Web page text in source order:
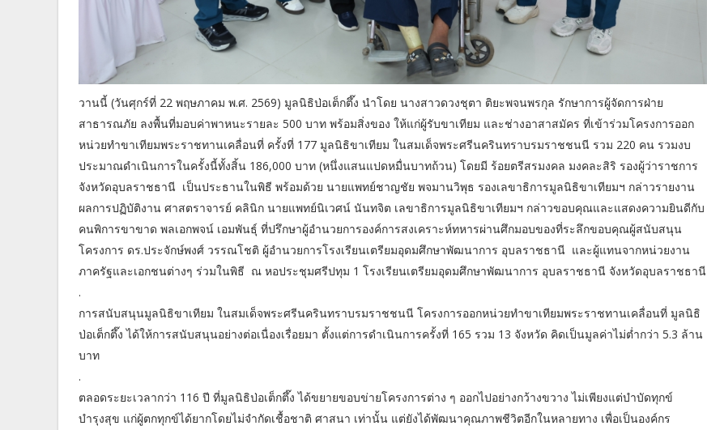
วานนี้ (วันศุกร์ที่ 22 พฤษภาคม พ.ศ. 2569) มูลนิธิป่อเต็กตึ๊ง นำโดย นางสาวดวงชุตา ติยะพจนพรกุล รักษาการผู้จัดการฝ่าย
สาธารณภัย ลงพื้นที่มอบค่าพาหนะรายละ 500 บาท พร้อมสิ่งของ ให้แก่ผู้รับขาเทียม และช่างอาสาสมัคร ที่เข้าร่วมโครงการออก
หน่วยทำขาเทียมพระราชทานเคลื่อนที่ ครั้งที่ 177 มูลนิธิขาเทียม ในสมเด็จพระศรีนครินทราบรมราชชนนี รวม 220 คน รวมงบ
ประมาณดำเนินการในครั้งนี้ทั้งสิ้น 186,000 บาท (หนึ่งแสนแปดหมื่นบาทถ้วน) โดยมี ร้อยตรีสรมงคล มงคละสิริ รองผู้ว่าราชการ
จังหวัดอุบลราชธานี เป็นประธานในพิธี พร้อมด้วย นายแพทย์ชาญชัย พจมานวิพุธ รองเลขาธิการมูลนิธิขาเทียมฯ กล่าวรายงาน
ผลการปฏิบัติงาน ศาสตราจารย์ คลินิก นายแพทย์นิเวศน์ นันทจิต เลขาธิการมูลนิธิขาเทียมฯ กล่าวขอบคุณและแสดงความยินดีกับ
คนพิการขาขาด พลเอกพจน์ เอมพันธุ์ ที่ปรึกษาผู้อำนวยการองค์การสงเคราะห์ทหารผ่านศึกมอบของที่ระลึกขอบคุณผู้สนับสนุน
โครงการ ดร.ประจักษ์พงศ์ วรรณโชติ ผู้อำนวยการโรงเรียนเตรียมอุดมศึกษาพัฒนาการ อุบลราชธานี และผู้แทนจากหน่วยงาน
ภาครัฐและเอกชนต่างๆ ร่วมในพิธี ณ หอประชุมศรีปทุม 1 โรงเรียนเตรียมอุดมศึกษาพัฒนาการ อุบลราชธานี จังหวัดอุบลราชธานี
.
การสนับสนุนมูลนิธิขาเทียม ในสมเด็จพระศรีนครินทราบรมราชชนนี โครงการออกหน่วยทำขาเทียมพระราชทานเคลื่อนที่ มูลนิธิ
ป่อเต็กตึ๊ง ได้ให้การสนับสนุนอย่างต่อเนื่องเรื่อยมา ตั้งแต่การดำเนินการครั้งที่ 165 รวม 13 จังหวัด คิดเป็นมูลค่าไม่ต่ำกว่า 5.3 ล้าน
บาท
.
ตลอดระยะเวลากว่า 116 ปี ที่มูลนิธิป่อเต็กตึ๊ง ได้ขยายขอบข่ายโครงการต่าง ๆ ออกไปอย่างกว้างขวาง ไม่เพียงแต่บำบัดทุกข์
บำรุงสุข แก่ผู้ตกทุกข์ได้ยากโดยไม่จำกัดเชื้อชาติ ศาสนา เท่านั้น แต่ยังได้พัฒนาคุณภาพชีวิตอีกในหลายทาง เพื่อเป็นองค์กร